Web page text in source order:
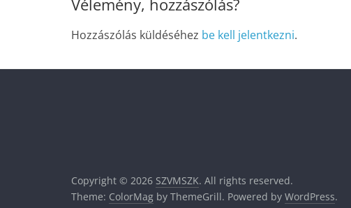
Vélemény, hozzászólás?
Hozzászólás küldéséhez be kell jelentkezni.
Copyright © 2026 SZVMSZK. All rights reserved.
Theme: ColorMag by ThemeGrill. Powered by WordPress.